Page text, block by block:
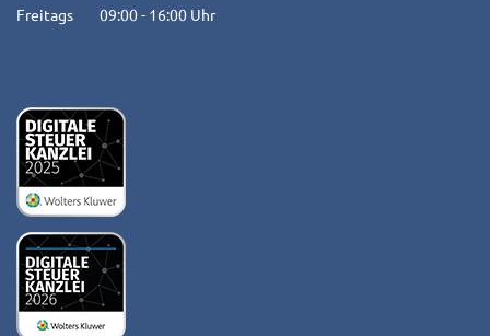
Freitags 09:00 - 16:00 Uhr